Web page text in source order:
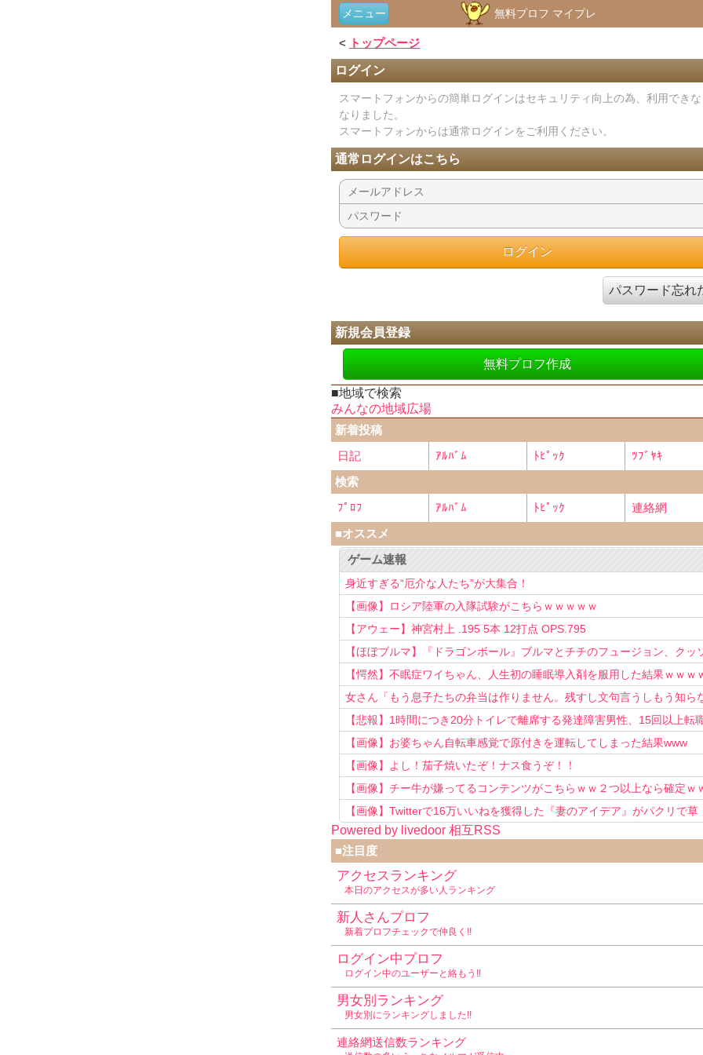
メニュー 無料プロフ マイプレ
< トップページ
ログイン
スマートフォンからの簡単ログインはセキュリティ向上の為、利用でき
なりました。
スマートフォンからは通常ログインをご利用ください。
通常ログインはこちら
パスワード忘れ
新規会員登録
無料プロフ作成
■地域で検索
みんなの地域広場
新着投稿
日記
ｱﾙﾊﾞﾑ ﾄﾋﾟｯｸ
ﾂﾌﾞﾔｷ
検索
ﾌﾟﾛﾌ
ｱﾙﾊﾞﾑ ﾄﾋﾟｯｸ
連絡網
■オススメ
ゲーム速報
身近すぎる“厄介な人たち”が大集合！
【画像】ロシア陸軍の入隊試験がこちらｗｗｗｗｗ
【アウェー】神宮村上 .195 5本 12打点 OPS.795
【ほぼブルマ】『ドラゴンボール』ブルマとチチのフュージョン、クッ
可愛すぎるwwwwwww
【愕然】不眠症ワイちゃん、人生初の睡眠導入剤を服用した結果ｗｗｗ
女さん「もう息子たちの弁当は作りません。残すし文句言うしもう知ら
い！」
【悲報】1時間につき20分トイレで離席する発達障害男性、15回以上転
を重ねてしまう
【画像】お婆ちゃん自転車感覚で原付きを運転してしまった結果www
【画像】よし！茄子焼いたぞ！ナス食うぞ！！
【画像】チー牛が嫌ってるコンテンツがこちらｗｗ２つ以上なら確定ｗ
【画像】Twitterで16万いいねを獲得した『妻のアイデア』がパクリで草
www
Powered by livedoor 相互RSS
■注目度
アクセスランキング
本日のアクセスが多い人ランキング
新人さんプロフ
新着プロフチェックで仲良く!!
ログイン中プロフ
ログイン中のユーザーと絡もう!!
男女別ランキング
男女別にランキングしました!!
連絡網送信数ランキング